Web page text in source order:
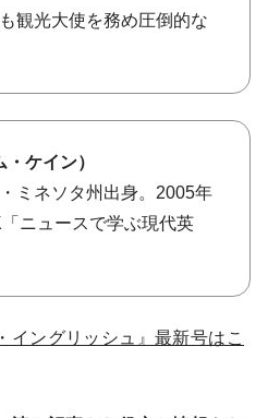
観光大使を務め圧倒的な
ケイン）
ミネソタ州出身。2005年
ニュースで学ぶ現代英
イングリッシュ』最新号はこ